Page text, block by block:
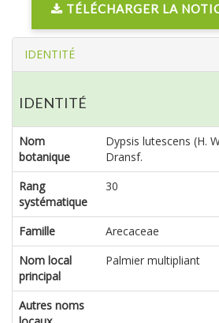
TÉLÉCHARGER LA
IDENTITÉ
IDENTITÉ
Nom
botanique
Dypsis lutescens (H.
Dransf.
Rang
systématique
30
Famille
Arecaceae
Nom local
principal
Palmier multipliant
Autres noms